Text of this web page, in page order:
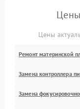
Цены
Ремонт материнской
Замена контроллера
Замена